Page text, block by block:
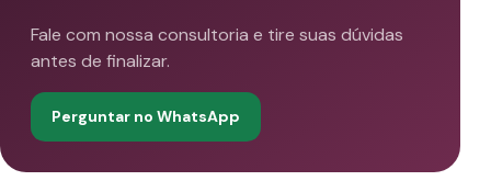
Fale com nossa consultoria e tire suas dúvidas
antes de finalizar.
Perguntar no WhatsApp